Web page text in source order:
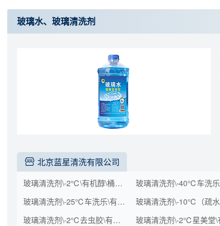
玻璃水、玻璃清洗剂
北京蓝星清洗有限公司
玻璃清洗剂\-2℃\有机醇\桶装(l)\2（渠道）
玻璃清洗剂\-25℃车洗乐\有机醇\桶装(L)\2
玻璃清洗剂\-2℃去虫胶\有机醇\桶装(L)\2